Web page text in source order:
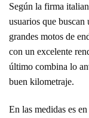
Según la firma
usuarios que
grandes motos de
con un excelente
último combina lo
buen kilometraje.
En las medidas es